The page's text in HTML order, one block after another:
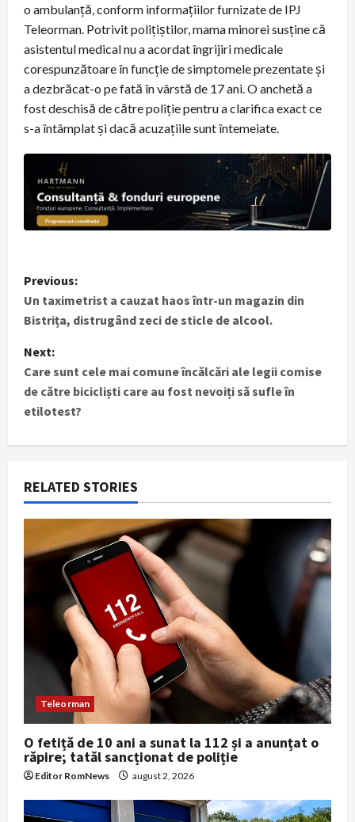
o ambulanță, conform informațiilor furnizate de IPJ
Teleorman. Potrivit polițiștilor, mama minorei susține că
asistentul medical nu a acordat îngrijiri medicale
corespunzătoare în funcție de simptomele prezentate și
a dezbrăcat-o pe fată în vârstă de 17 ani. O anchetă a
fost deschisă de către poliție pentru a clarifica exact ce
s-a întâmplat și dacă acuzațiile sunt întemeiate.
P
o
s
t
n
a
v
i
t
i
n
Previous:
Un taximetrist a cauzat haos într-un magazin din
Bistrița, distrugând zeci de sticle de alcool.
Next:
Care sunt cele mai comune încălcări ale legii comise
de către bicicliști care au fost nevoiți să sufle în
etilotest?
RELATED STORIES
Teleorman
O fetiță de 10 ani a sunat la 112 și a anunțat o
răpire; tatăl sancționat de poliție
Editor RomNews august 2, 2026